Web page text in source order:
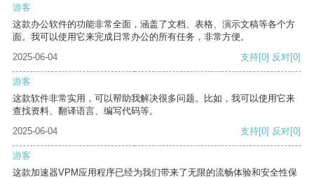
游客
这款办公软件的功能非常全面，涵盖了文档、表格、演示文稿等各个方
面。我可以使用它来完成日常办公的所有任务，非常方便。
2025-06-04
支持[0] 反对[0]
游客
这款软件非常实用，可以帮助我解决很多问题。比如，我可以使用它来
查找资料、翻译语言、编写代码等。
2025-06-04
支持[0] 反对[0]
游客
这款加速器VPM应用程序已经为我们带来了无限的流畅体验和安全性保